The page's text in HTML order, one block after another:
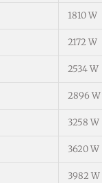
1810 W
2172 W
2534 W
2896 W
3258 W
3620 W
3982 W